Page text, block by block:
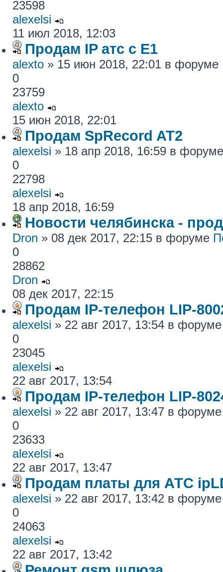
23598
alexelsi
11 июл 2018, 12:03
Продам IP атс с E1
alexto » 15 июн 2018, 22:01 в форуме
0
23759
alexto
15 июн 2018, 22:01
Продам SpRecord AT2
alexelsi » 18 апр 2018, 16:59 в
0
22798
alexelsi
18 апр 2018, 16:59
Новости челябинска -
Dron » 08 дек 2017, 22:15 в форуме
0
28862
Dron
08 дек 2017, 22:15
Продам IP-телефон LIP-
alexelsi » 22 авг 2017, 13:54 в
0
23045
alexelsi
22 авг 2017, 13:54
Продам IP-телефон LIP-
alexelsi » 22 авг 2017, 13:47 в
0
23633
alexelsi
22 авг 2017, 13:47
Продам платы для АТС
alexelsi » 22 авг 2017, 13:42 в
0
24063
alexelsi
22 авг 2017, 13:42